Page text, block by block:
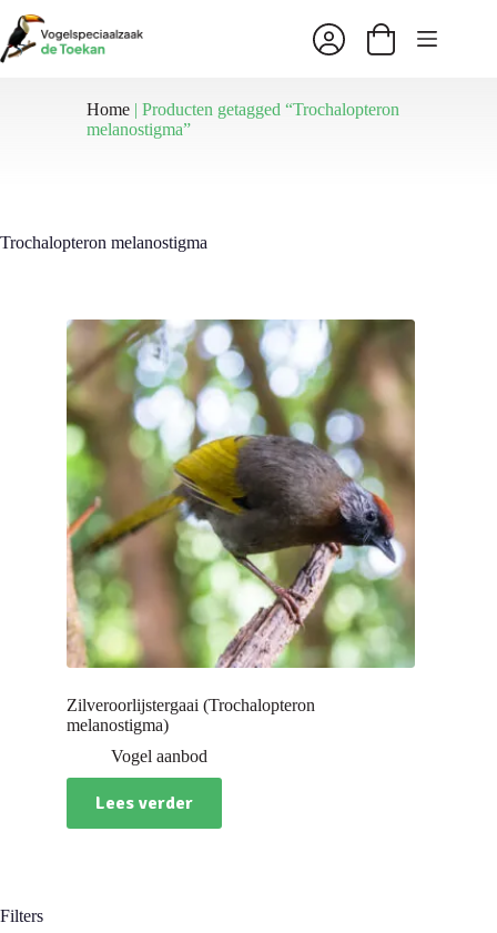
naar
de
inhoud
Winkelwagen
Home |Producten getagged “Trochalopteron
melanostigma”
Trochalopteron melanostigma
Zilveroorlijstergaai (Trochalopteron
melanostigma)
Vogel aanbod
Lees verder
Filters